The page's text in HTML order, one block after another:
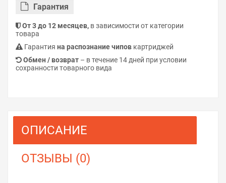
Гарантия
От 3 до 12 месяцев, в зависимости от категории
товара
Гарантия на распознание чипов картриджей
Обмен / возврат – в течение 14 дней при условии
сохранности товарного вида
ОПИСАНИЕ
ОТЗЫВЫ (0)